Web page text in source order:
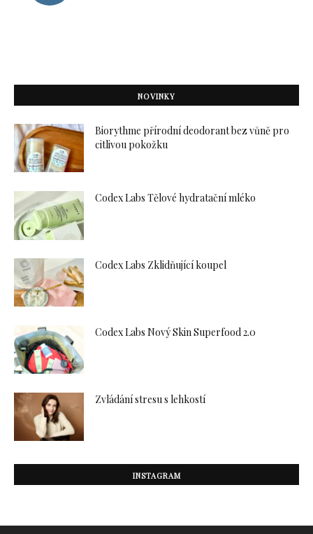
NOVINKY
Biorythme přírodní deodorant bez vůně pro
citlivou pokožku
Codex Labs Tělové hydratační mléko
Codex Labs Zklidňující koupel
Codex Labs Nový Skin Superfood 2.0
Zvládání stresu s lehkostí
INSTAGRAM